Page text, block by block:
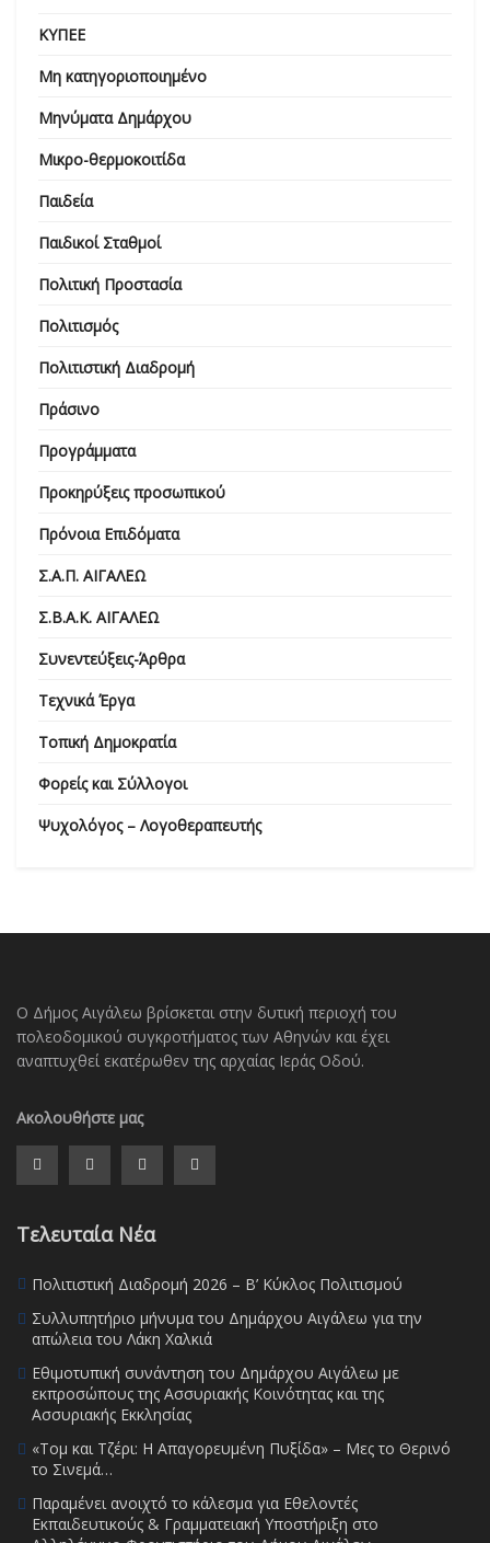
ΚΥΠΕΕ
Μη κατηγοριοποιημένο
Μηνύματα Δημάρχου
Μικρο-θερμοκοιτίδα
Παιδεία
Παιδικοί Σταθμοί
Πολιτική Προστασία
Πολιτισμός
Πολιτιστική Διαδρομή
Πράσινο
Προγράμματα
Προκηρύξεις προσωπικού
Πρόνοια Επιδόματα
Σ.Α.Π. ΑΙΓΑΛΕΩ
Σ.Β.Α.Κ. ΑΙΓΑΛΕΩ
Συνεντεύξεις-Άρθρα
Τεχνικά Έργα
Τοπική Δημοκρατία
Φορείς και Σύλλογοι
Ψυχολόγος – Λογοθεραπευτής
Ο Δήμος Αιγάλεω βρίσκεται στην δυτική περιοχή του
πολεοδομικού συγκροτήματος των Αθηνών και έχει
αναπτυχθεί εκατέρωθεν της αρχαίας Ιεράς Οδού.
Ακολουθήστε μας
Τελευταία Νέα
Πολιτιστική Διαδρομή 2026 – Β’ Κύκλος Πολιτισμού
Συλλυπητήριο μήνυμα του Δημάρχου Αιγάλεω για την
απώλεια του Λάκη Χαλκιά
Εθιμοτυπική συνάντηση του Δημάρχου Αιγάλεω με
εκπροσώπους της Ασσυριακής Κοινότητας και της
Ασσυριακής Εκκλησίας
«Τομ και Τζέρι: Η Απαγορευμένη Πυξίδα» – Μες το Θερινό
το Σινεμά…
Παραμένει ανοιχτό το κάλεσμα για Εθελοντές
Εκπαιδευτικούς & Γραμματειακή Υποστήριξη στο